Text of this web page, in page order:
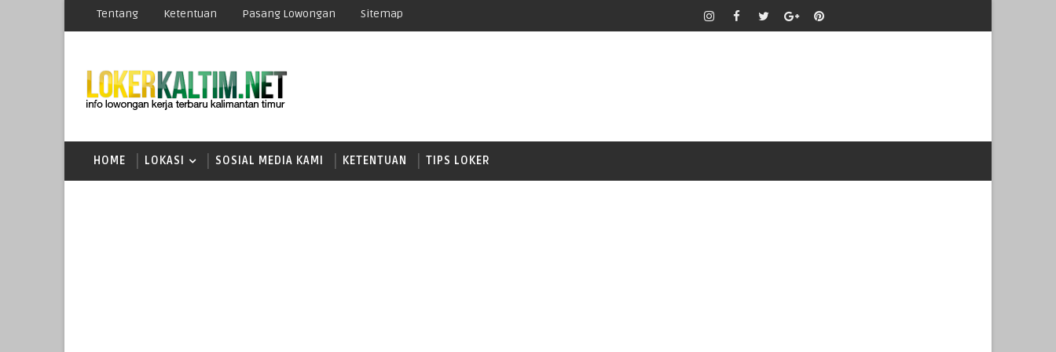
Tentang Ketentuan Pasang Lowongan Sitemap
HOME LOKASI SOSIAL MEDIA KAMI KETENTUAN TIPS LOKER